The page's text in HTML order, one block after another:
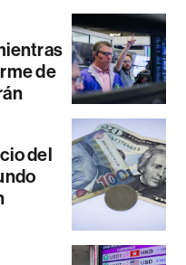
de
del